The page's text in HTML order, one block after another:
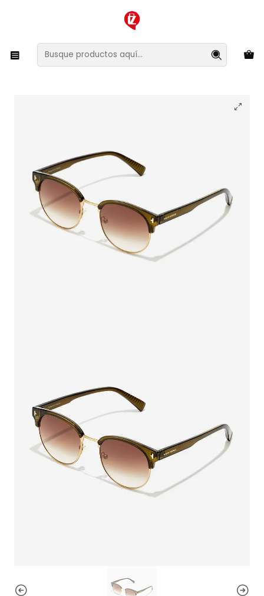
XMAS SALE ¡Compra antes de que la oferta termine!
Lentes y Accesorios Lentes de Sol
Lentes de Sol Hawkers New Classic Rounded
HNCR23EWT0